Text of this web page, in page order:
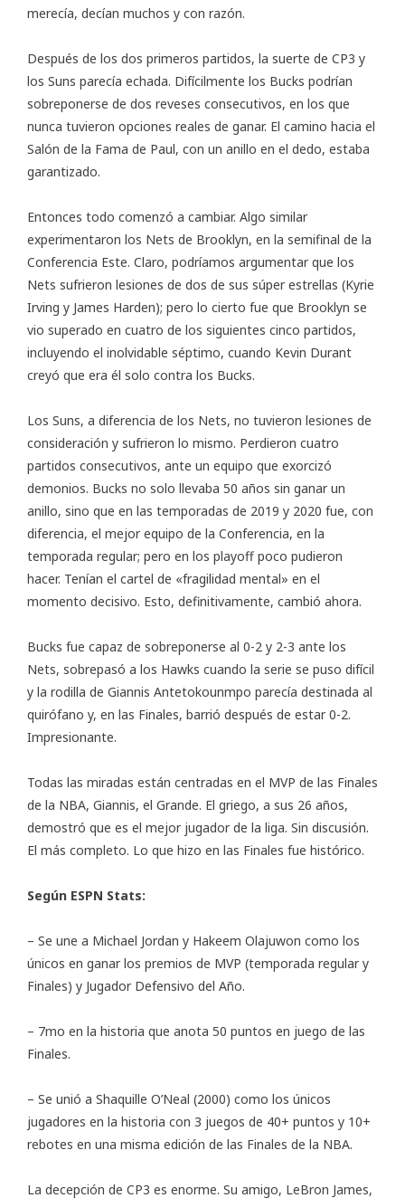
merecía, decían muchos y con razón.
Después de los dos primeros partidos, la suerte de CP3 y
los Suns parecía echada. Difícilmente los Bucks podrían
sobreponerse de dos reveses consecutivos, en los que
nunca tuvieron opciones reales de ganar. El camino hacia el
Salón de la Fama de Paul, con un anillo en el dedo, estaba
garantizado.
Entonces todo comenzó a cambiar. Algo similar
experimentaron los Nets de Brooklyn, en la semifinal de la
Conferencia Este. Claro, podríamos argumentar que los
Nets sufrieron lesiones de dos de sus súper estrellas (Kyrie
Irving y James Harden); pero lo cierto fue que Brooklyn se
vio superado en cuatro de los siguientes cinco partidos,
incluyendo el inolvidable séptimo, cuando Kevin Durant
creyó que era él solo contra los Bucks.
Los Suns, a diferencia de los Nets, no tuvieron lesiones de
consideración y sufrieron lo mismo. Perdieron cuatro
partidos consecutivos, ante un equipo que exorcizó
demonios. Bucks no solo llevaba 50 años sin ganar un
anillo, sino que en las temporadas de 2019 y 2020 fue, con
diferencia, el mejor equipo de la Conferencia, en la
temporada regular; pero en los playoff poco pudieron
hacer. Tenían el cartel de «fragilidad mental» en el
momento decisivo. Esto, definitivamente, cambió ahora.
Bucks fue capaz de sobreponerse al 0-2 y 2-3 ante los
Nets, sobrepasó a los Hawks cuando la serie se puso difícil
y la rodilla de Giannis Antetokounmpo parecía destinada al
quirófano y, en las Finales, barrió después de estar 0-2.
Impresionante.
Todas las miradas están centradas en el MVP de las Finales
de la NBA, Giannis, el Grande. El griego, a sus 26 años,
demostró que es el mejor jugador de la liga. Sin discusión.
El más completo. Lo que hizo en las Finales fue histórico.
Según ESPN Stats:
– Se une a Michael Jordan y Hakeem Olajuwon como los
únicos en ganar los premios de MVP (temporada regular y
Finales) y Jugador Defensivo del Año.
– 7mo en la historia que anota 50 puntos en juego de las
Finales.
– Se unió a Shaquille O’Neal (2000) como los únicos
jugadores en la historia con 3 juegos de 40+ puntos y 10+
rebotes en una misma edición de las Finales de la NBA.
La decepción de CP3 es enorme. Su amigo, LeBron James,